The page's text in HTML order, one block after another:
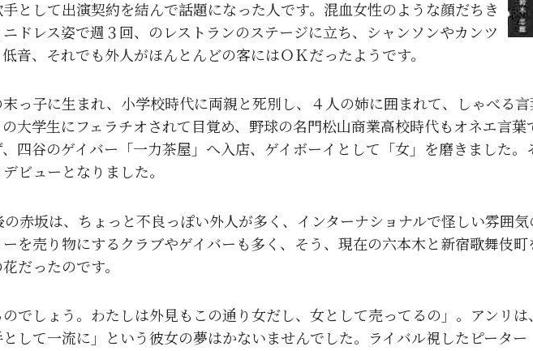
として出演契約を結んで話題になった人です。混血女性のような顔だちき
ドレス姿で週３回、のレストランのステージに立ち、シャンソンやカンツ
音、それでも外人がほんとんどの客にはＯＫだったようです。
っ子に生まれ、小学校時代に両親と死別し、４人の姉に囲まれて、しゃべる
大学生にフェラチオされて目覚め、野球の名門松山商業高校時代もオネエ言
四谷のゲイバー「一力茶屋」へ入店、ゲイボーイとして「女」を磨きました
ビューとなりました。
赤坂は、ちょっと不良っぽい外人が多く、インターナショナルで怪しい雰囲
を売り物にするクラブやゲイバーも多く、そう、現在の六本木と新宿歌舞伎
だったのです。
のでしょう。わたしは外見もこの通り女だし、女として売ってるの」。アンリ
して一流に」という彼女の夢はかないませんでした。ライバル視したピータ